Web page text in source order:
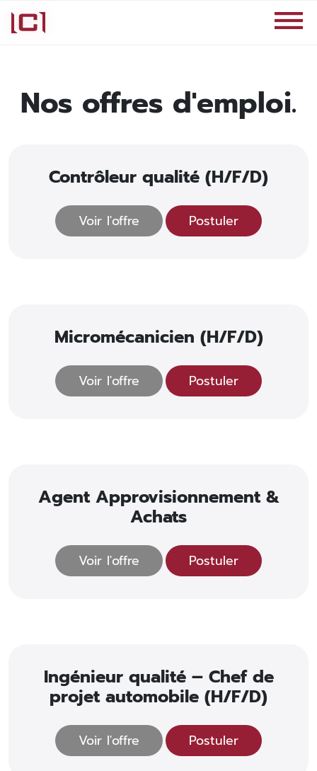
Nos offres d'emploi.
Contrôleur qualité (H/F/D)
Voir l'offre Postuler
Micromécanicien (H/F/D)
Voir l'offre Postuler
Agent Approvisionnement &
Achats
Voir l'offre Postuler
Ingénieur qualité – Chef de
projet automobile (H/F/D)
Voir l'offre Postuler